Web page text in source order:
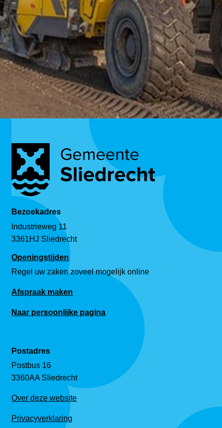
Bezoekadres
Industrieweg 11
3361HJ Sliedrecht
Openingstijden
Regel uw zaken zoveel mogelijk online
Afspraak maken
Naar persoonlijke pagina
Postadres
Postbus 16
3360AA Sliedrecht
Over deze website
Privacyverklaring